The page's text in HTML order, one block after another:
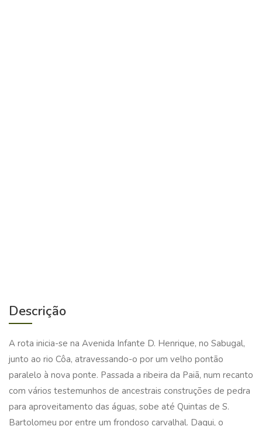
Descrição
A rota inicia-se na Avenida Infante D. Henrique, no Sabugal,
junto ao rio Côa, atravessando-o por um velho pontão
paralelo à nova ponte. Passada a ribeira da Paiã, num recanto
com vários testemunhos de ancestrais construções de pedra
para aproveitamento das águas, sobe até Quintas de S.
Bartolomeu por entre um frondoso carvalhal. Daqui, o